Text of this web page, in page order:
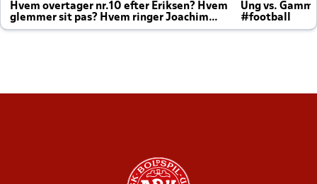
Hvem overtager nr.10 efter Eriksen? Hvem
glemmer sit pas? Hvem ringer Joachim
altid til efter kampe?
Ung vs.
#football